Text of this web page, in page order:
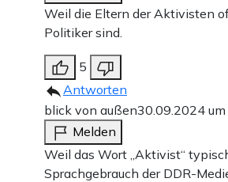
Weil die Eltern der Aktivisten
Politiker sind.
5
Antworten
blick von außen30.09.2024
Melden
Weil das Wort „Aktivist“
Sprachgebrauch der DDR-